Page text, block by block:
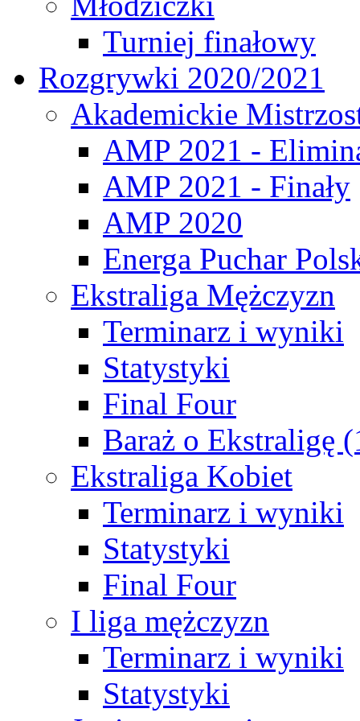
Turniej finałowy
Rozgrywki 2020/2021
Akademickie
AMP 2021 -
AMP 2021 - Finały
AMP 2020
Energa Puchar
Ekstraliga Mężczyzn
Terminarz i wyniki
Statystyki
Final Four
Baraż o Ekstraligę
Ekstraliga Kobiet
Terminarz i wyniki
Statystyki
Final Four
I liga mężczyzn
Terminarz i wyniki
Statystyki